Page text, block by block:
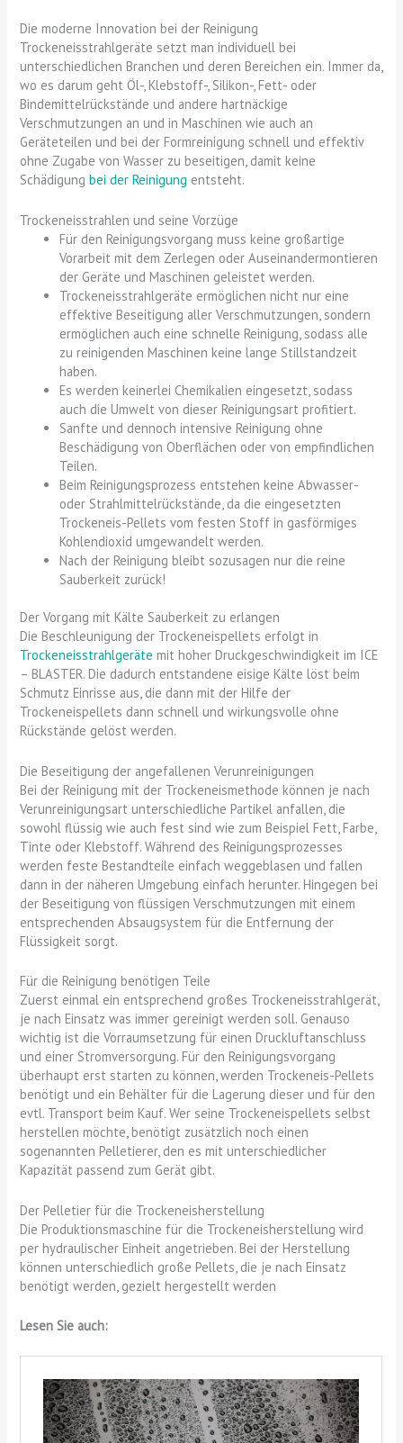
Die moderne Innovation bei der Reinigung
Trockeneisstrahlgeräte setzt man individuell bei
unterschiedlichen Branchen und deren Bereichen ein. Immer da,
wo es darum geht Öl-, Klebstoff-, Silikon-, Fett- oder
Bindemittelrückstände und andere hartnäckige
Verschmutzungen an und in Maschinen wie auch an
Geräteteilen und bei der Formreinigung schnell und effektiv
ohne Zugabe von Wasser zu beseitigen, damit keine
Schädigungbei der Reinigung entsteht.
Trockeneisstrahlen und seine Vorzüge
Für den Reinigungsvorgang muss keine großartige
Vorarbeit mit dem Zerlegen oder Auseinandermontieren
der Geräte und Maschinen geleistet werden.
Trockeneisstrahlgeräte ermöglichen nicht nur eine
effektive Beseitigung aller Verschmutzungen, sondern
ermöglichen auch eine schnelle Reinigung, sodass alle
zu reinigenden Maschinen keine lange Stillstandzeit
haben.
Es werden keinerlei Chemikalien eingesetzt, sodass
auch die Umwelt von dieser Reinigungsart profitiert.
Sanfte und dennoch intensive Reinigung ohne
Beschädigung von Oberflächen oder von empfindlichen
Teilen.
Beim Reinigungsprozess entstehen keine Abwasser-
oder Strahlmittelrückstände, da die eingesetzten
Trockeneis-Pellets vom festen Stoff in gasförmiges
Kohlendioxid umgewandelt werden.
Nach der Reinigung bleibt sozusagen nur die reine
Sauberkeit zurück!
Der Vorgang mit Kälte Sauberkeit zu erlangen
Die Beschleunigung der Trockeneispellets erfolgt in
Trockeneisstrahlgeräte mit hoher Druckgeschwindigkeit im ICE
– BLASTER. Die dadurch entstandene eisige Kälte löst beim
Schmutz Einrisse aus, die dann mit der Hilfe der
Trockeneispellets dann schnell und wirkungsvolle ohne
Rückstände gelöst werden.
Die Beseitigung der angefallenen Verunreinigungen
Bei der Reinigung mit der Trockeneismethode können je nach
Verunreinigungsart unterschiedliche Partikel anfallen, die
sowohl flüssig wie auch fest sind wie zum Beispiel Fett, Farbe,
Tinte oder Klebstoff. Während des Reinigungsprozesses
werden feste Bestandteile einfach weggeblasen und fallen
dann in der näheren Umgebung einfach herunter. Hingegen bei
der Beseitigung von flüssigen Verschmutzungen mit einem
entsprechenden Absaugsystem für die Entfernung der
Flüssigkeit sorgt.
Für die Reinigung benötigen Teile
Zuerst einmal ein entsprechend großes Trockeneisstrahlgerät,
je nach Einsatz was immer gereinigt werden soll. Genauso
wichtig ist die Vorraumsetzung für einen Druckluftanschluss
und einer Stromversorgung. Für den Reinigungsvorgang
überhaupt erst starten zu können, werden Trockeneis-Pellets
benötigt und ein Behälter für die Lagerung dieser und für den
evtl. Transport beim Kauf. Wer seine Trockeneispellets selbst
herstellen möchte, benötigt zusätzlich noch einen
sogenannten Pelletierer, den es mit unterschiedlicher
Kapazität passend zum Gerät gibt.
Der Pelletier für die Trockeneisherstellung
Die Produktionsmaschine für die Trockeneisherstellung wird
per hydraulischer Einheit angetrieben. Bei der Herstellung
können unterschiedlich große Pellets, die je nach Einsatz
benötigt werden, gezielt hergestellt werden
Lesen Sie auch: